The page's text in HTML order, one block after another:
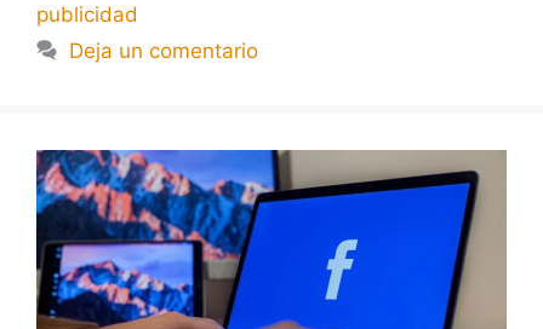
publicidad
Deja un comentario